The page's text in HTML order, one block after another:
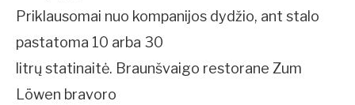
Priklausomai nuo kompanijos dydžio, ant stalo
pastatoma 10 arba 30
litrų statinaitė. Braunšvaigo restorane Zum
Löwen bravoro